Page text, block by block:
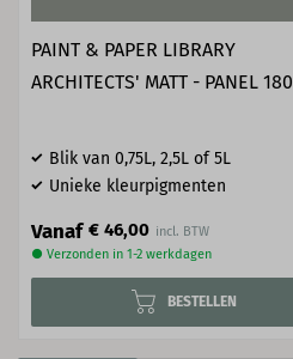
PAINT & PAPER LIBRARY
ARCHITECTS' MATT - PANEL 180
Blik van 0,75L, 2,5L of 5L
Unieke kleurpigmenten
Vanaf € 46,00
● Verzonden in 1-2 werkdagen
BESTELLEN